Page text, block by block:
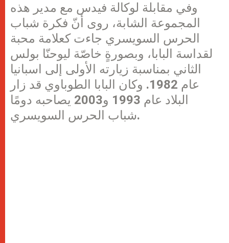
وفي مقابلة لوكالة فيدس مع مدير هذه
المجموعة الشابة، روى أنّ فكرة شباب
الحرس السويسري جاءت كعلامة محبة
لقداسة البابا، وبصورةٍ خاصّة ليوحنّا بولس
الثاني بمناسبة زيارته الأولى إلى اسبانيا
عام 1982. وكان البابا الطوباوي قد زار
البلاد عام 1993 و2003 يصاحبه دومًا
شباب الحرس السويسري.